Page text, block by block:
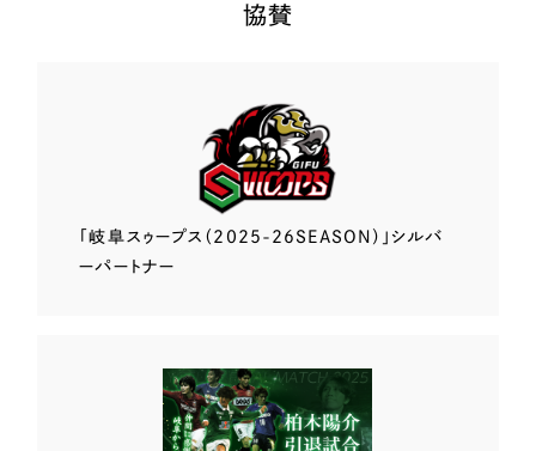
協賛
「岐阜スゥープス （2025-26SEASON）」 シルバ
ーパートナー